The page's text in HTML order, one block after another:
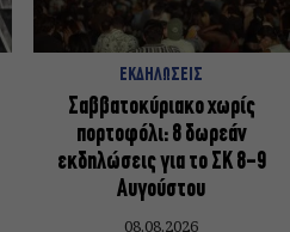
ΕΚΔΗΛΩΣΕΙΣ
Σαββατοκύριακο χωρίς
πορτοφόλι: 8 δωρεάν
εκδηλώσεις για το ΣΚ 8-9
Αυγούστου
08.08.2026